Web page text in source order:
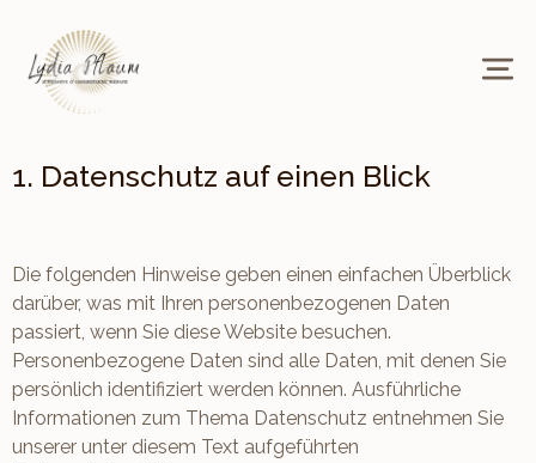
1. Datenschutz auf einen Blick
Die folgenden Hinweise geben einen einfachen Überblick
darüber, was mit Ihren personenbezogenen Daten
passiert, wenn Sie diese Website besuchen.
Personenbezogene Daten sind alle Daten, mit denen Sie
persönlich identifiziert werden können. Ausführliche
Informationen zum Thema Datenschutz entnehmen Sie
unserer unter diesem Text aufgeführten